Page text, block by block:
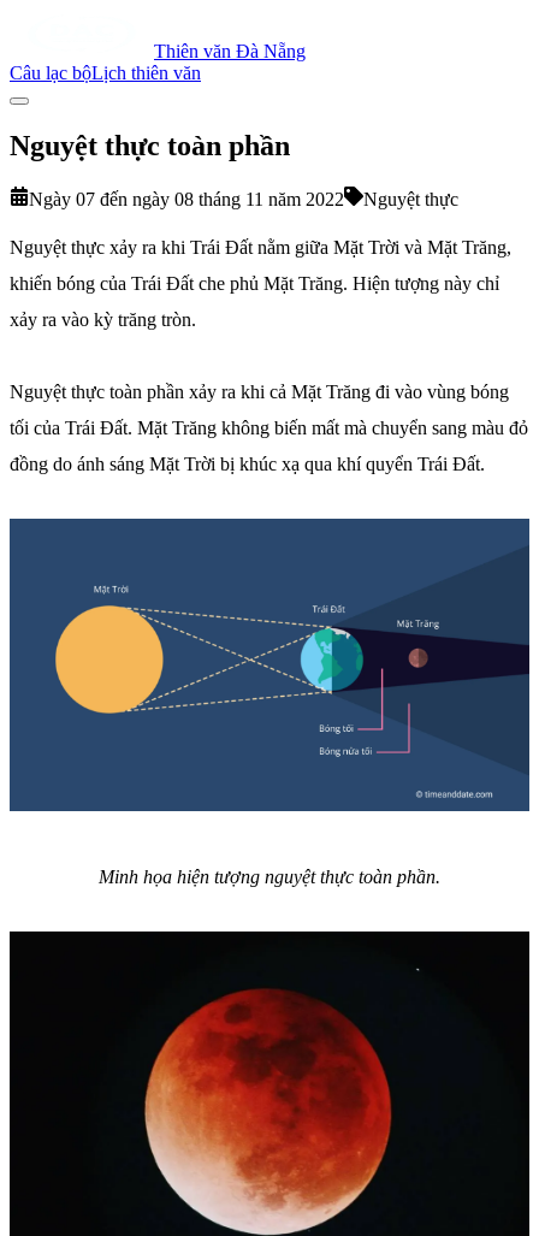
Thiên văn Đà Nẵng
Câu lạc bộLịch thiên văn
Nguyệt thực toàn phần
Ngày 07 đến ngày 08 tháng 11 năm 2022 Nguyệt thực
Nguyệt thực xảy ra khi Trái Đất nằm giữa Mặt Trời và Mặt Trăng,
khiến bóng của Trái Đất che phủ Mặt Trăng. Hiện tượng này chỉ
xảy ra vào kỳ trăng tròn.
Nguyệt thực toàn phần xảy ra khi cả Mặt Trăng đi vào vùng bóng
tối của Trái Đất. Mặt Trăng không biến mất mà chuyển sang màu đỏ
đồng do ánh sáng Mặt Trời bị khúc xạ qua khí quyển Trái Đất.
Minh họa hiện tượng nguyệt thực toàn phần.